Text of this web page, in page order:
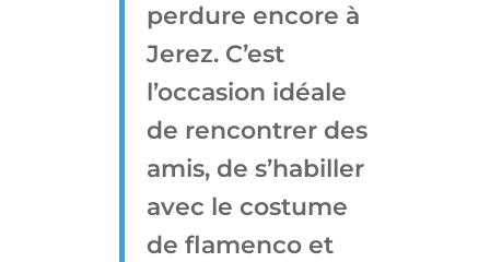
perdure encore à
Jerez. C’est
l’occasion idéale
de rencontrer des
amis, de s’habiller
avec le costume
de flamenco et